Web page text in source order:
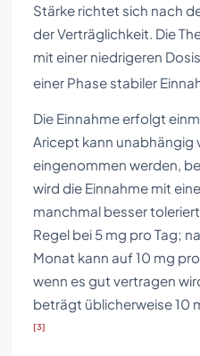
Stärke richtet sich nach
der Verträglichkeit. Die
mit einer niedrigeren
einer Phase stabiler
Die Einnahme erfolgt
Aricept kann unabhängig
eingenommen werden,
wird die Einnahme mit
manchmal besser
Regel bei 5 mg pro Tag;
Monat kann auf 10 mg
wenn es gut vertragen
beträgt üblicherweise 10
[3]